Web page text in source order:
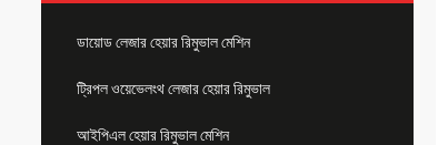
ডায়োড লেজার হেয়ার রিমুভাল মেশিন
ট্রিপল ওয়েভেলংথ লেজার হেয়ার রিমুভাল
আইপিএল হেয়ার রিমুভাল মেশিন